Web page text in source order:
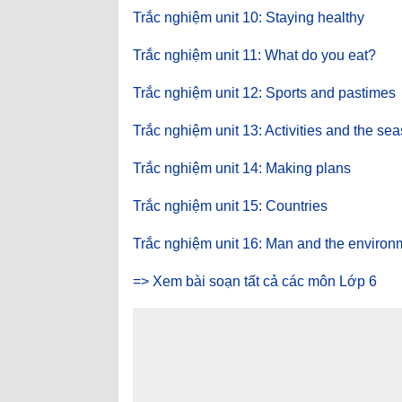
Trắc nghiệm unit 10: Staying healthy
Trắc nghiệm unit 11: What do you eat?
Trắc nghiệm unit 12: Sports and pastimes
Trắc nghiệm unit 13: Activities and the
Trắc nghiệm unit 14: Making plans
Trắc nghiệm unit 15: Countries
Trắc nghiệm unit 16: Man and the
=> Xem bài soạn tất cả các môn Lớp 6